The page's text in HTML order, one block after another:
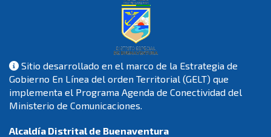
Sitio desarrollado en el marco de la Estrategia de
Gobierno En Línea del orden Territorial (GELT) que
implementa el Programa Agenda de Conectividad del
Ministerio de Comunicaciones.
Alcaldía Distrital de Buenaventura